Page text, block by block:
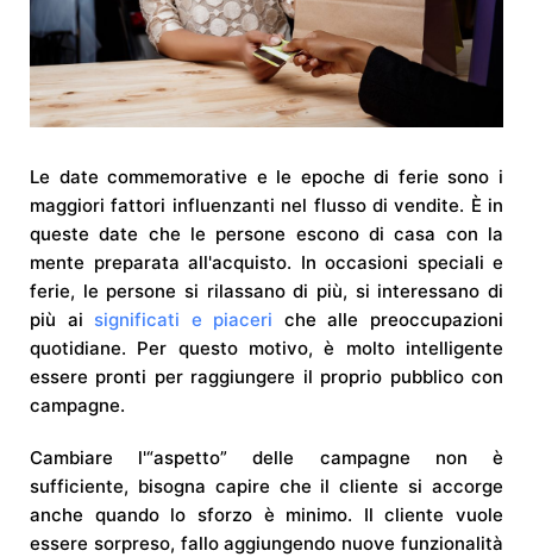
Le date commemorative e le epoche di ferie sono i
maggiori fattori influenzanti nel flusso di vendite. È in
queste date che le persone escono di casa con la
mente preparata all'acquisto. In occasioni speciali e
ferie, le persone si rilassano di più, si interessano di
più ai significati e piaceri che alle preoccupazioni
quotidiane. Per questo motivo, è molto intelligente
essere pronti per raggiungere il proprio pubblico con
campagne.
Cambiare l'“aspetto” delle campagne non è
sufficiente, bisogna capire che il cliente si accorge
anche quando lo sforzo è minimo. Il cliente vuole
essere sorpreso, fallo aggiungendo nuove funzionalità